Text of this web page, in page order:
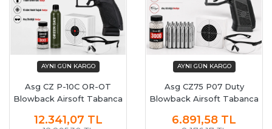
Asg CZ P-10C OR-OT
Blowback Airsoft Tabanca
12.341,07 TL
Asg CZ75 P07 Duty
Blowback Airsoft Tabanca
6.891,58 TL